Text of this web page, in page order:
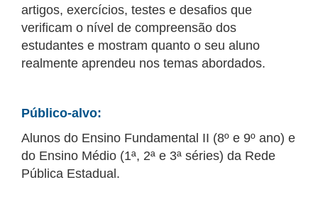
artigos, exercícios, testes e desafios que
verificam o nível de compreensão dos
estudantes e mostram quanto o seu aluno
realmente aprendeu nos temas abordados.
Público-alvo:
Alunos do Ensino Fundamental II (8º e 9º ano) e
do Ensino Médio (1ª, 2ª e 3ª séries) da Rede
Pública Estadual.